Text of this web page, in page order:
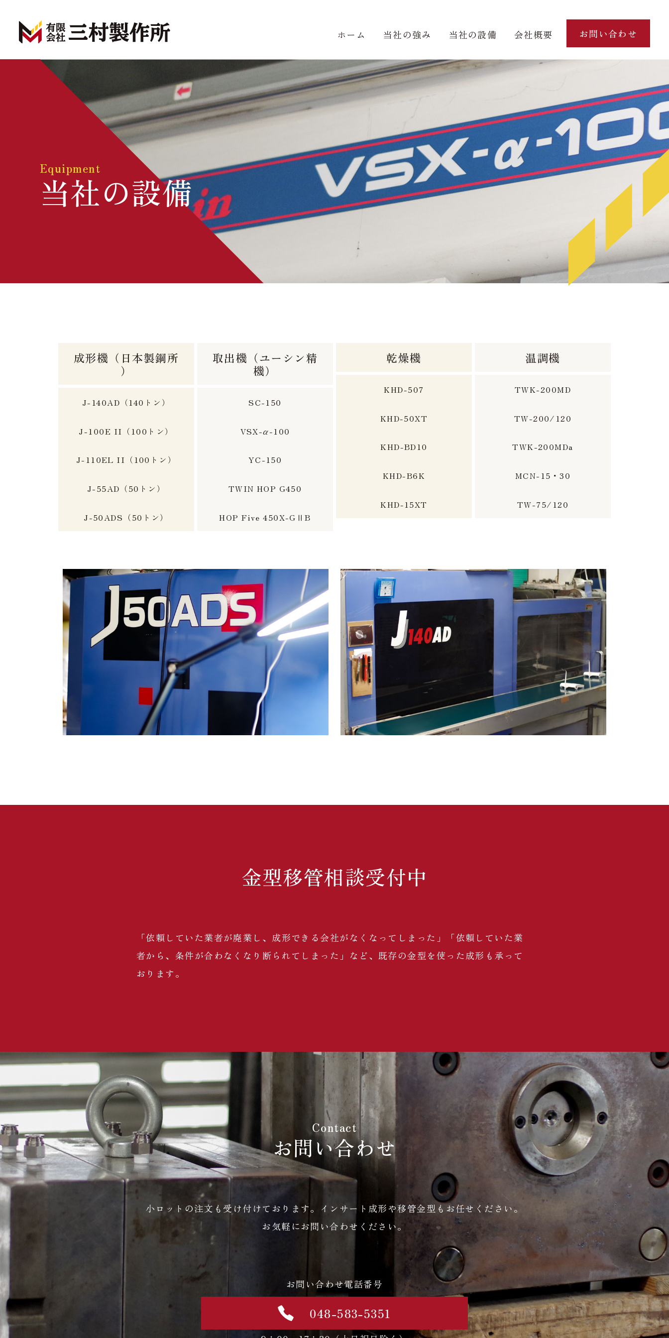
ホーム 当社の強み 当社の設備 会社概要 お問い合わせ
Equipment
当社の設備
成形機（日本製鋼所
）
J-140AD（140トン）
J-100E II（100トン）
J-110EL II（100トン）
J-55AD（50トン）
J-50ADS（50トン）
取出機（ユーシン精
機）
SC-150
VSX-α-100
YC-150
TWIN HOP G450
HOP Five 450X-GⅡB
乾燥機
KHD-507
KHD-50XT
KHD-BD10
KHD-B6K
KHD-15XT
温調機
TWK-200MD
TW-200/120
TWK-200MDa
MCN-15・30
TW-75/120
金型移管相談受付中
「依頼していた業者が廃業し、成形できる会社がなくなってしまった」「依頼していた業
者から、条件が合わなくなり断られてしまった」など、既存の金型を使った成形も承って
おります。
Contact
お問い合わせ
小ロットの注文も受け付けております。インサート成形や移管金型もお任せください。
お気軽にお問い合わせください。
お問い合わせ電話番号
048-583-5351